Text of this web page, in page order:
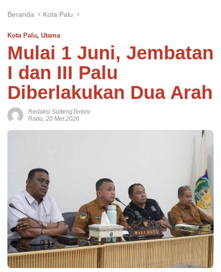
Beranda Kota Palu
Kota Palu, Utama
Mulai 1 Juni, Jembatan
I dan III Palu
Diberlakukan Dua Arah
Redaksi SultengTerkini
Rabu, 20 Mei 2026